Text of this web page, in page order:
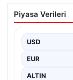
Kelebek
İletişimin
İnternet
Piyasa Verileri
USD
EUR
ALTIN